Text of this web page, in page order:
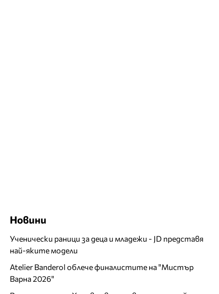
Новини
Ученически раници за деца и младежи - JD представя
най-яките модели
Atelier Banderol облече финалистите на "Мистър
Варна 2026"